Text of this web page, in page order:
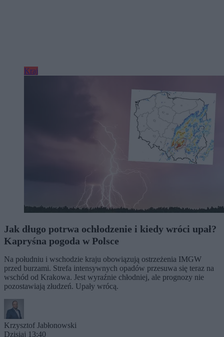
Kraj
Jak długo potrwa ochłodzenie i kiedy wróci upał?
Kapryśna pogoda w Polsce
Na południu i wschodzie kraju obowiązują ostrzeżenia IMGW
przed burzami. Strefa intensywnych opadów przesuwa się teraz na
wschód od Krakowa. Jest wyraźnie chłodniej, ale prognozy nie
pozostawiają złudzeń. Upały wrócą.
Krzysztof Jabłonowski
Dzisiaj 13:40